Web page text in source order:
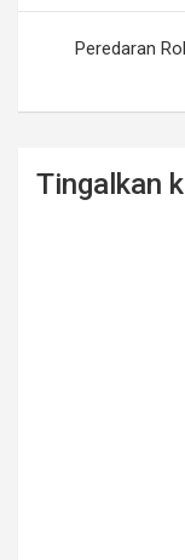
Peredaran
Tingalkan